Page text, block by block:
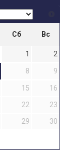
Сб Вс
1
2
8
9
15
16
22
23
29
30